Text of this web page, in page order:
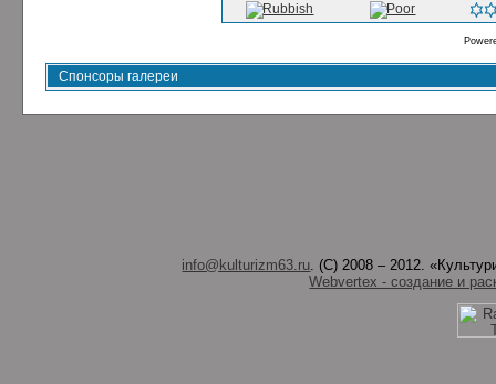
Спонсоры галереи
info@kulturizm63.ru. (C) 2008 – 2012.
Webvertex - создание и